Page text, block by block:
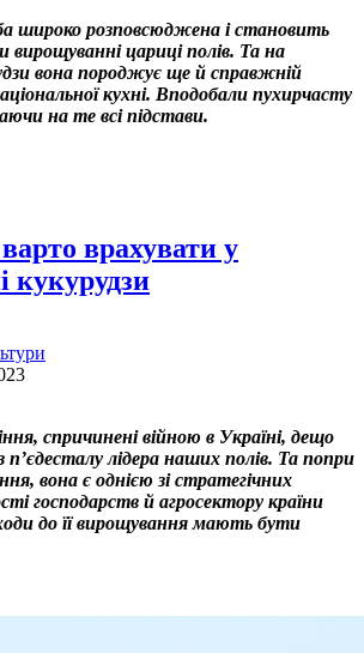
широко розповсюджена і становить
вирощуванні цариці полів. Та на
вона породжує ще й справжній
кухні. Вподобали пухирчасту
на те всі підстави.
врахувати у
кукурудзи
спричинені війною в Україні, дещо
п’єдесталу лідера наших полів. Та попри
вона є однією зі стратегічних
господарств й агросектору країни
до її вирощування мають бути